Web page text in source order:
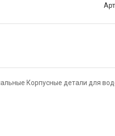
Корпусные детали для